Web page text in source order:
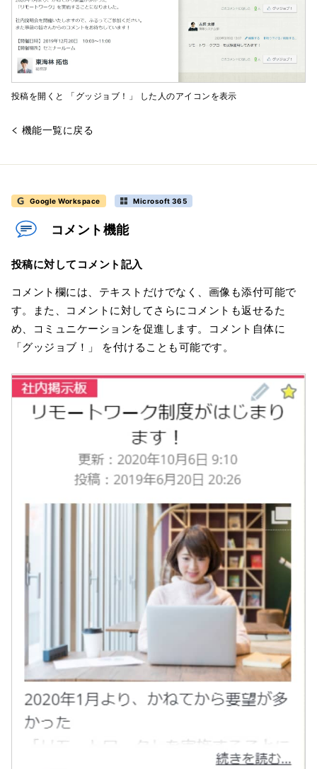
投稿を開くと 「グッジョブ！」 した人のアイコンを表示
機能一覧に戻る
Google Workspace Microsoft 365
コメント機能
投稿に対してコメント記入
コメント欄には、テキストだけでなく、画像も添付可能で
す。また、コメントに対してさらにコメントも返せるた
め、コミュニケーションを促進します。コメント自体に
「グッジョブ！」 を付けることも可能です。